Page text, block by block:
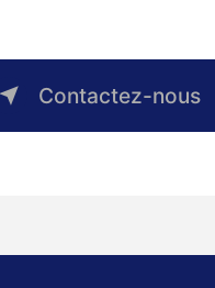
Contactez-nous